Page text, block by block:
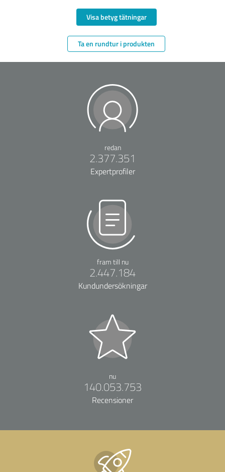
Visa betyg tätningar
Ta en rundtur i produkten
redan
2.377.351
Expertprofiler
fram till nu
2.447.184
Kundundersökningar
nu
140.053.753
Recensioner